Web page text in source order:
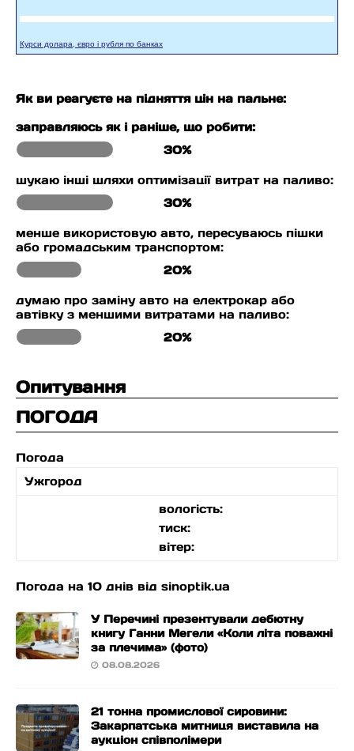
Курси долара, євро і рубля по банках
Як ви реагуєте на підняття цін на пальне:
заправляюсь як і раніше, що робити:
30%
шукаю інші шляхи оптимізації витрат на паливо:
30%
менше використовую авто, пересуваюсь пішки
або громадським транспортом:
20%
думаю про заміну авто на електрокар або
автівку з меншими витратами на паливо:
20%
Опитування
ПОГОДА
Погода
Ужгород
вологість:
тиск:
вітер:
Погода на 10 днів від sinoptik.ua
У Перечині презентували дебютну
книгу Ганни Мегели «Коли літа поважні
за плечима» (фото)
08.08.2026
21 тонна промислової сировини:
Закарпатська митниця виставила на
аукціон співполімери